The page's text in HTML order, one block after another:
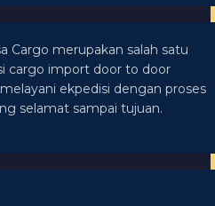
Cargo merupakan salah satu
cargo import door to door
ekpedisi dengan proses
selamat sampai tujuan.